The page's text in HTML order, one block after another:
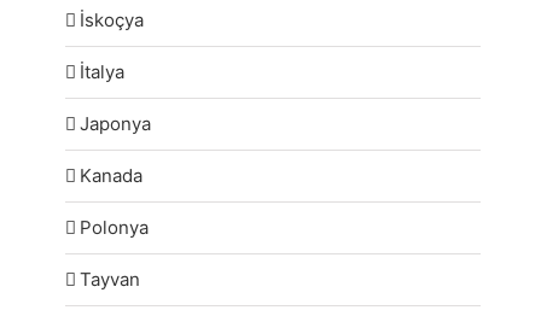
İskoçya
İtalya
Japonya
Kanada
Polonya
Tayvan